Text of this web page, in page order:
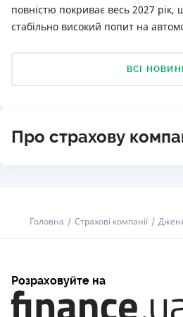
повністю покриває весь 2027 рік,
стабільно високий попит на
ВСІ
Про страхову
Головна Страхові компанії
Розраховуйте на